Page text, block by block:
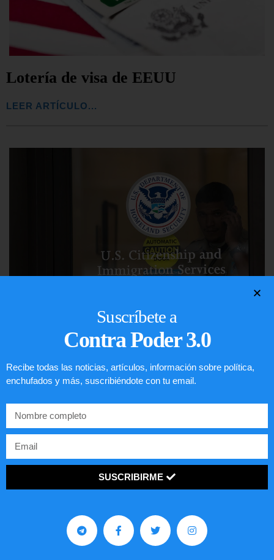
Lotería de visa de EEUU
LEER ARTÍCULO...
Comunistas no son bienvenidos en
LEER ARTÍCULO...
Suscríbete a
Contra Poder 3.0
Recibe todas las noticias, artículos, información sobre política,
enchufados y más, suscribiéndote con tu email.
SUSCRIBIRME